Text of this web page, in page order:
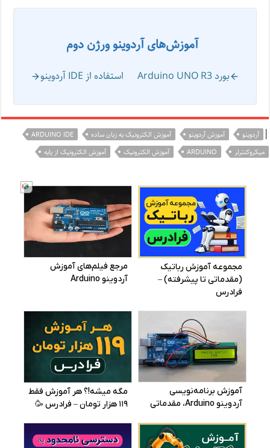
آموزش‌های آردوینو ورژن دوم
بورد Arduino UNO R3 استفاده از IDE آردوینو
| آردوینو آموزش آردوینو آموزش الکترونیک به زبان ساده
ARDUINO IDE
میکروکنترلر
ARDUINO آموزش الکترونیک آموزش الکترونیک از پایه